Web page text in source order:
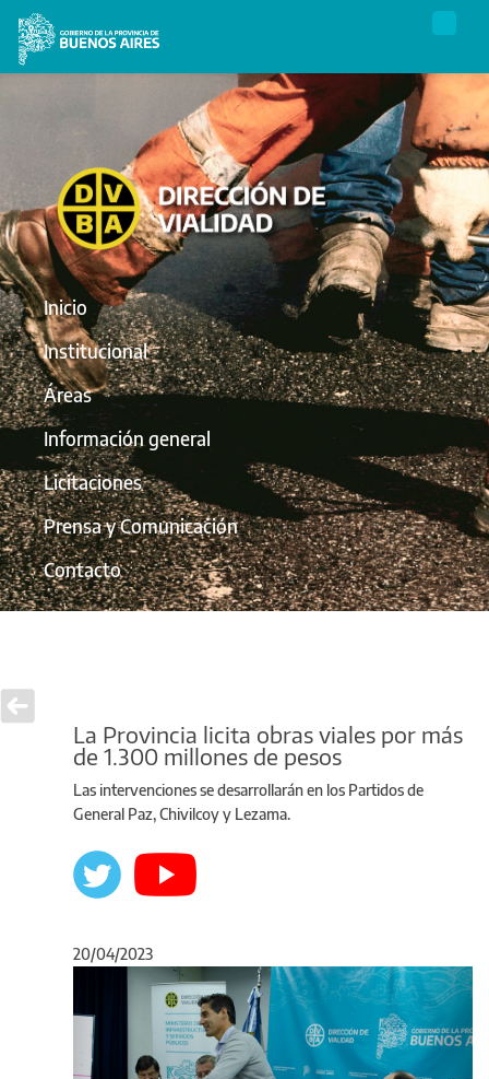
Inicio
Institucional
Áreas
Información general
Licitaciones
Prensa y Comunicación
Contacto
La Provincia licita obras viales por más
de 1.300 millones de pesos
Las intervenciones se desarrollarán en los Partidos de
General Paz, Chivilcoy y Lezama.
20/04/2023
Anterior